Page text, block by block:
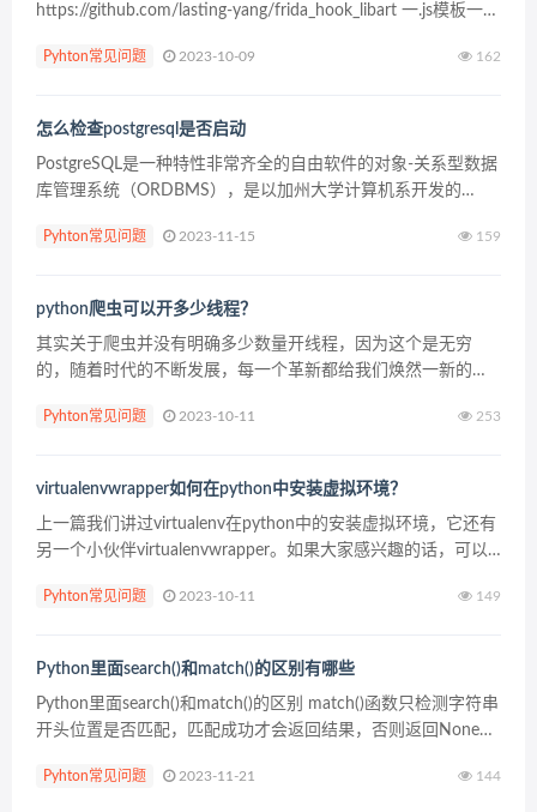
https://github.com/lasting-yang/frida_hook_libart 一.js模板一
Pyhton常见问题 2023-10-09 162
怎么检查postgresql是否启动
PostgreSQL是一种特性非常齐全的自由软件的对象-关系型数据
库管理系统（ORDBMS），是以加州大学计算机系开发的
POSTGRES的许多领先概念只是在...
Pyhton常见问题 2023-11-15 159
python爬虫可以开多少线程？
其实关于爬虫并没有明确多少数量开线程，因为这个是无穷
的，随着时代的不断发展，每一个革新都给我们焕然一新的感
不断探索以后，会发现这个内容是无穷了，小编就看到一组代
Pyhton常见问题 2023-10-11 253
virtualenvwrapper如何在python中安装虚拟环境？
上一篇我们讲过virtualenv在python中的安装虚拟环境，它还有
另一个小伙伴virtualenvwrapper。如果大家感兴趣的话，可以
用virtualen...
Pyhton常见问题 2023-10-11 149
Python里面search()和match()的区别有哪些
Python里面search()和match()的区别 match()函数只检测字符串
开头位置是否匹配，匹配成功才会返回结果，否则返回None。
Pyhton常见问题 2023-11-21 144